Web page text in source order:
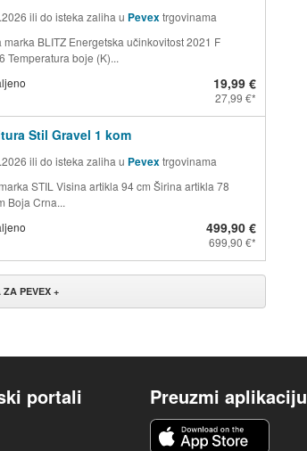
ili do isteka zaliha u Pevextrgovinama
BLITZ Energetska učinkovitost 2021 F
Temperatura boje (K)...
19,99 €
27,99 €
Stil Gravel 1 kom
ili do isteka zaliha u Pevextrgovinama
STIL Visina artikla 94 cm Širina artikla 78
Boja Crna...
499,90 €
699,90 €
ZA PEVEX +
portali Preuzmi aplikaciju